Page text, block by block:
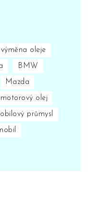
výměna oleje
BMW
Mazda
motorový olej
průmysl